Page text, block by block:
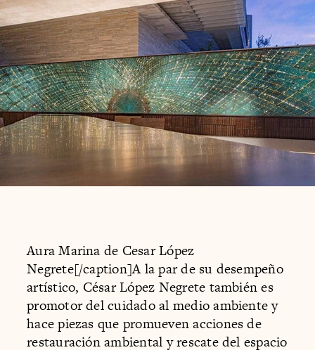
Aura Marina de Cesar López
Negrete[/caption]A la par de su desempeño
artístico, César López Negrete también es
promotor del cuidado al medio ambiente y
hace piezas que promueven acciones de
restauración ambiental y rescate del espacio